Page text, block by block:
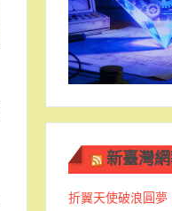
新臺灣
折翼天使破浪圓夢